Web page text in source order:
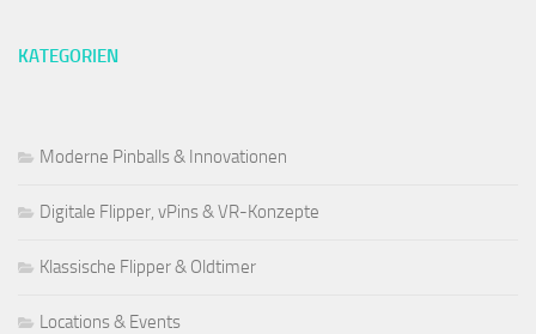
KATEGORIEN
Moderne Pinballs & Innovationen
Digitale Flipper, vPins & VR-Konzepte
Klassische Flipper & Oldtimer
Locations & Events